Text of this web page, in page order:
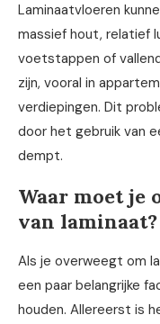
Laminaatvloeren
massief hout, relatief
voetstappen of
zijn, vooral in
verdiepingen. Dit
door het gebruik van
dempt.
Waar moet je
van laminaat?
Als je overweegt om
een paar belangrijke
houden. Allereerst is